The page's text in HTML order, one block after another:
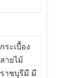
กระเบื้อง
ลายไม้
ราชบุรีมี มี